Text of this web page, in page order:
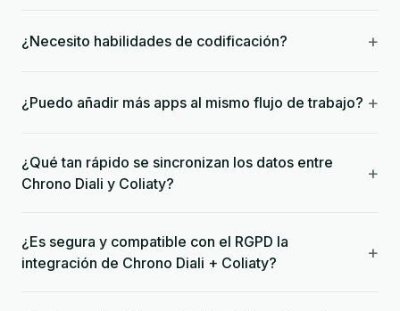
¿Necesito habilidades de codificación? +
¿Puedo añadir más apps al mismo flujo de trabajo? +
¿Qué tan rápido se sincronizan los datos entre
Chrono Diali y Coliaty?
+
¿Es segura y compatible con el RGPD la
integración de Chrono Diali + Coliaty?
+